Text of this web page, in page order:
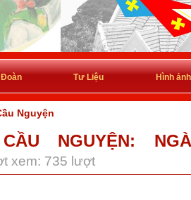
Tư Liệu Hình ảnh
Nguyện
NGUYỆN:
xem: 735 lượt